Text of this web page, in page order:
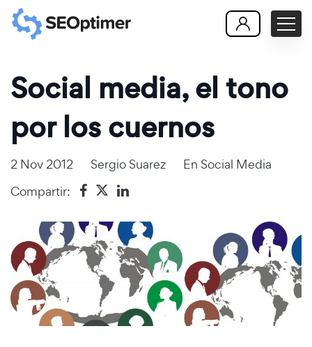
Social media, el tono
por los cuernos
2 Nov 2012 Sergio Suarez En Social Media
Compartir: